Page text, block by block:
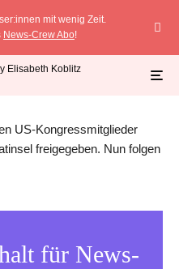
mit wenig Zeit.
News-Crew Abo!
erneut Fotos veröffentlicht.
US-Kongressmitglieder
freigegeben. Nun folgen
für News-